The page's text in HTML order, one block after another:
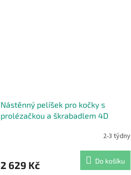
Nástěnný pelíšek pro kočky s
prolézačkou a škrabadlem 4D
2-3 týdny
2 629 Kč Do košíku